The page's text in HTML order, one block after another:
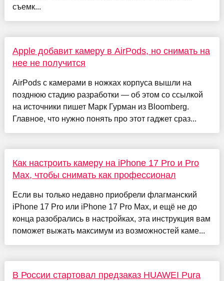
съемк...
Apple добавит камеру в AirPods, но снимать на
нее не получится
AirPods с камерами в ножках корпуса вышли на
позднюю стадию разработки — об этом со ссылкой
на источники пишет Марк Гурман из Bloomberg.
Главное, что нужно понять про этот гаджет сраз...
Как настроить камеру на iPhone 17 Pro и Pro
Max, чтобы снимать как профессионал
Если вы только недавно приобрели флагманский
iPhone 17 Pro или iPhone 17 Pro Max, и ещё не до
конца разобрались в настройках, эта инструкция вам
поможет выжать максимум из возможностей каме...
В России стартовал предзаказ HUAWEI Pura